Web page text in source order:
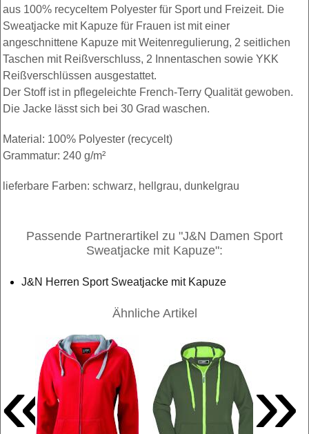
aus 100% recyceltem Polyester für Sport und Freizeit. Die
Sweatjacke mit Kapuze für Frauen ist mit einer
angeschnittene Kapuze mit Weitenregulierung, 2 seitlichen
Taschen mit Reißverschluss, 2 Innentaschen sowie YKK
Reißverschlüssen ausgestattet.
Der Stoff ist in pflegeleichte French-Terry Qualität gewoben.
Die Jacke lässt sich bei 30 Grad waschen.
Material: 100% Polyester (recycelt)
Grammatur: 240 g/m²
lieferbare Farben: schwarz, hellgrau, dunkelgrau
Passende Partnerartikel zu "J&N Damen Sport
Sweatjacke mit Kapuze":
J&N Herren Sport Sweatjacke mit Kapuze
Ähnliche Artikel
« »